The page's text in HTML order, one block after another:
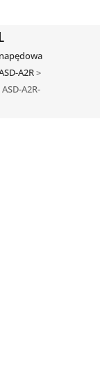
A2R>
ASD-A2R-